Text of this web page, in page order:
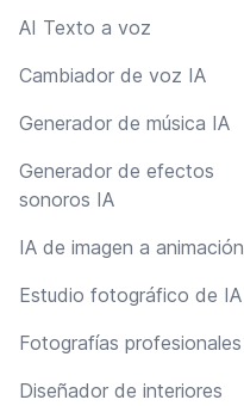
AI Texto a voz
Cambiador de voz IA
Generador de música IA
Generador de efectos
sonoros IA
IA de imagen a animación
Estudio fotográfico de IA
Fotografías profesionales
Diseñador de interiores